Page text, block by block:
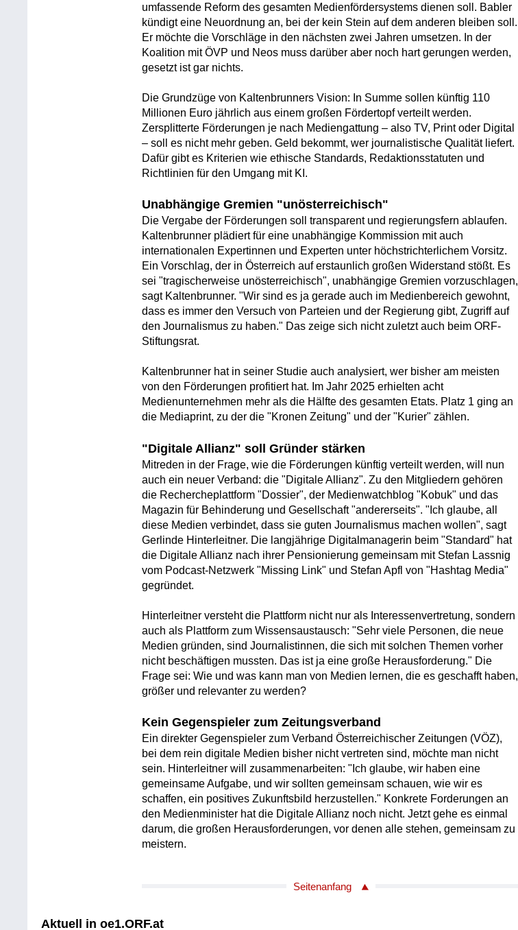
umfassende Reform des gesamten Medienfördersystems dienen soll. Babler
kündigt eine Neuordnung an, bei der kein Stein auf dem anderen bleiben soll.
Er möchte die Vorschläge in den nächsten zwei Jahren umsetzen. In der
Koalition mit ÖVP und Neos muss darüber aber noch hart gerungen werden,
gesetzt ist gar nichts.
Die Grundzüge von Kaltenbrunners Vision: In Summe sollen künftig 110
Millionen Euro jährlich aus einem großen Fördertopf verteilt werden.
Zersplitterte Förderungen je nach Mediengattung – also TV, Print oder Digital
– soll es nicht mehr geben. Geld bekommt, wer journalistische Qualität liefert.
Dafür gibt es Kriterien wie ethische Standards, Redaktionsstatuten und
Richtlinien für den Umgang mit KI.
Unabhängige Gremien "unösterreichisch"
Die Vergabe der Förderungen soll transparent und regierungsfern ablaufen.
Kaltenbrunner plädiert für eine unabhängige Kommission mit auch
internationalen Expertinnen und Experten unter höchstrichterlichem Vorsitz.
Ein Vorschlag, der in Österreich auf erstaunlich großen Widerstand stößt. Es
sei "tragischerweise unösterreichisch", unabhängige Gremien vorzuschlagen,
sagt Kaltenbrunner. "Wir sind es ja gerade auch im Medienbereich gewohnt,
dass es immer den Versuch von Parteien und der Regierung gibt, Zugriff auf
den Journalismus zu haben." Das zeige sich nicht zuletzt auch beim ORF-
Stiftungsrat.
Kaltenbrunner hat in seiner Studie auch analysiert, wer bisher am meisten
von den Förderungen profitiert hat. Im Jahr 2025 erhielten acht
Medienunternehmen mehr als die Hälfte des gesamten Etats. Platz 1 ging an
die Mediaprint, zu der die "Kronen Zeitung" und der "Kurier" zählen.
"Digitale Allianz" soll Gründer stärken
Mitreden in der Frage, wie die Förderungen künftig verteilt werden, will nun
auch ein neuer Verband: die "Digitale Allianz". Zu den Mitgliedern gehören
die Rechercheplattform "Dossier", der Medienwatchblog "Kobuk" und das
Magazin für Behinderung und Gesellschaft "andererseits". "Ich glaube, all
diese Medien verbindet, dass sie guten Journalismus machen wollen", sagt
Gerlinde Hinterleitner. Die langjährige Digitalmanagerin beim "Standard" hat
die Digitale Allianz nach ihrer Pensionierung gemeinsam mit Stefan Lassnig
vom Podcast-Netzwerk "Missing Link" und Stefan Apfl von "Hashtag Media"
gegründet.
Hinterleitner versteht die Plattform nicht nur als Interessenvertretung, sondern
auch als Plattform zum Wissensaustausch: "Sehr viele Personen, die neue
Medien gründen, sind Journalistinnen, die sich mit solchen Themen vorher
nicht beschäftigen mussten. Das ist ja eine große Herausforderung." Die
Frage sei: Wie und was kann man von Medien lernen, die es geschafft haben,
größer und relevanter zu werden?
Kein Gegenspieler zum Zeitungsverband
Ein direkter Gegenspieler zum Verband Österreichischer Zeitungen (VÖZ),
bei dem rein digitale Medien bisher nicht vertreten sind, möchte man nicht
sein. Hinterleitner will zusammenarbeiten: "Ich glaube, wir haben eine
gemeinsame Aufgabe, und wir sollten gemeinsam schauen, wie wir es
schaffen, ein positives Zukunftsbild herzustellen." Konkrete Forderungen an
den Medienminister hat die Digitale Allianz noch nicht. Jetzt gehe es einmal
darum, die großen Herausforderungen, vor denen alle stehen, gemeinsam zu
meistern.
Seitenanfang
Aktuell in oe1.ORF.at